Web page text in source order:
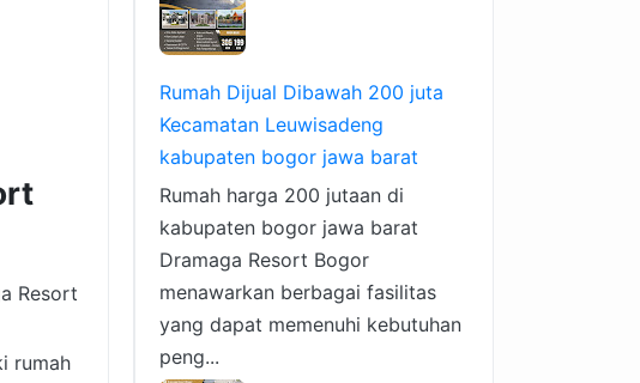
Resort
rumah
Rumah Dijual Dibawah 200 juta
Kecamatan Leuwisadeng
kabupaten bogor jawa barat
Rumah harga 200 jutaan di
kabupaten bogor jawa barat
Dramaga Resort Bogor
menawarkan berbagai fasilitas
yang dapat memenuhi kebutuhan
peng...